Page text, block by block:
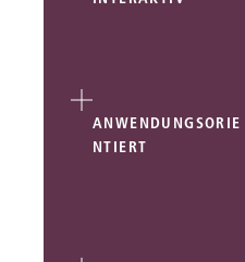
ANWENDUNGSORIE
NTIERT